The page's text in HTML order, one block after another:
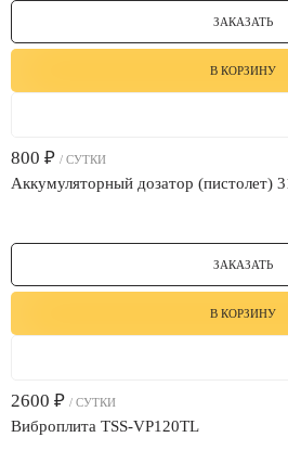
ЗАКАЗАТЬ
В КОРЗИНУ
800 ₽ / СУТКИ
Аккумуляторный дозатор (пистолет)
ЗАКАЗАТЬ
В КОРЗИНУ
2600 ₽ / СУТКИ
Виброплита TSS-VP120TL